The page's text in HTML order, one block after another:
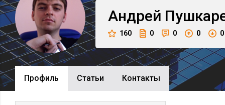
Андрей
160 0 0 0 0
Профиль Cтатьи Контакты